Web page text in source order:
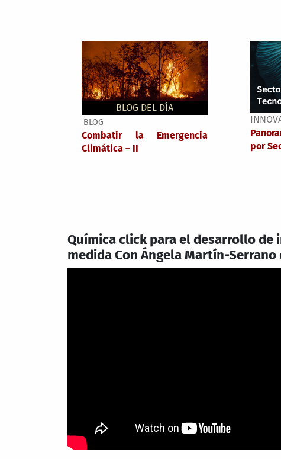
BLOG DEL DÍA
BLOG
Combatir la Emergencia
Climática – II
por
Química click para el desarrollo de
medida Con Ángela Martín-Serrano